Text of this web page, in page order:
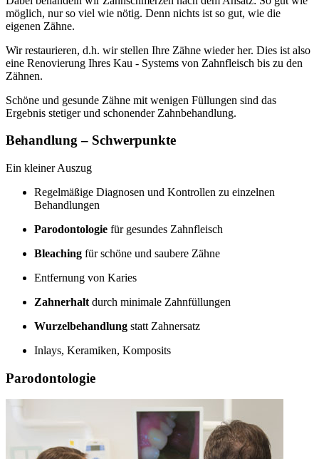
möglich, nur so viel wie nötig. Denn nichts ist so gut, wie die
eigenen Zähne.
Wir restaurieren, d.h. wir stellen Ihre Zähne wieder her. Dies ist also
eine Renovierung Ihres Kau - Systems von Zahnfleisch bis zu den
Zähnen.
Schöne und gesunde Zähne mit wenigen Füllungen sind das
Ergebnis stetiger und schonender Zahnbehandlung.
Behandlung – Schwerpunkte
Ein kleiner Auszug
Regelmäßige Diagnosen und Kontrollen zu einzelnen
Behandlungen
Parodontologie für gesundes Zahnfleisch
Bleaching für schöne und saubere Zähne
Entfernung von Karies
Zahnerhalt durch minimale Zahnfüllungen
Wurzelbehandlung statt Zahnersatz
Inlays, Keramiken, Komposits
Parodontologie